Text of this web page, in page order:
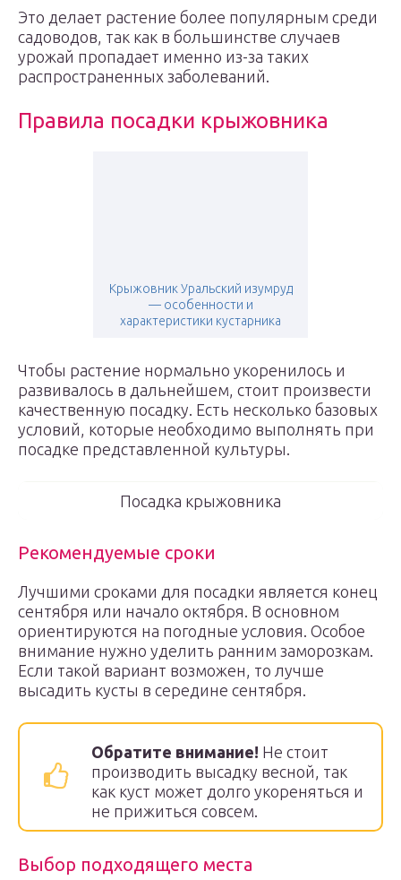
Это делает растение более популярным среди
садоводов, так как в большинстве случаев
урожай пропадает именно из-за таких
распространенных заболеваний.
Правила посадки крыжовника
Крыжовник Уральский изумруд
— особенности и
характеристики кустарника
Чтобы растение нормально укоренилось и
развивалось в дальнейшем, стоит произвести
качественную посадку. Есть несколько базовых
условий, которые необходимо выполнять при
посадке представленной культуры.
Посадка крыжовника
Рекомендуемые сроки
Лучшими сроками для посадки является конец
сентября или начало октября. В основном
ориентируются на погодные условия. Особое
внимание нужно уделить ранним заморозкам.
Если такой вариант возможен, то лучше
высадить кусты в середине сентября.
Обратите внимание! Не стоит
производить высадку весной, так
как куст может долго укореняться и
не прижиться совсем.
Выбор подходящего места